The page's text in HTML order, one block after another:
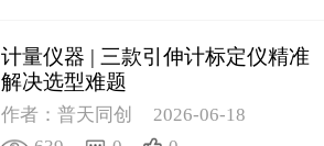
计量仪器 | 三款引伸计标定仪精准
解决选型难题
作者：普天同创
2026-06-18